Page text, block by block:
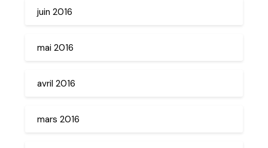
juin 2016
mai 2016
avril 2016
mars 2016